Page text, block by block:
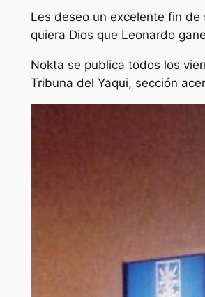
Les deseo un excelente fin de
quiera Dios que Leonardo
Nokta se publica todos los
Tribuna del Yaqui, sección